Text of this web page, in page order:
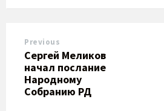
Previous
​Сергей Меликов
начал послание
Народному
Собранию РД